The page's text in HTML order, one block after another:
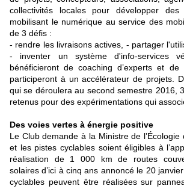
collectivités locales pour développer des
mobilisant le numérique au service des
de 3 défis :
- rendre les livraisons actives, - partager
- inventer un système d'info-services
bénéficieront de coaching d’experts et
participeront à un accélérateur de projets.
qui se déroulera au second semestre 2016,
retenus pour des expérimentations qui
Des voies vertes à énergie positive
Le Club demande à la Ministre de
et les pistes cyclables soient éligibles à
réalisation de 1 000 km de routes
solaires d’ici à cinq ans annoncé le 20
cyclables peuvent être réalisées sur